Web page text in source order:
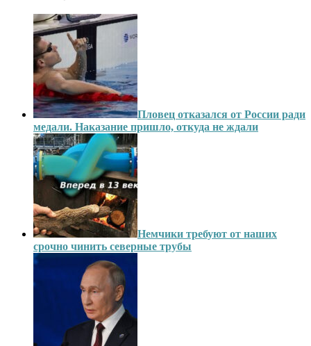
Пловец отказался от России ради
медали. Наказание пришло, откуда не ждали
Немчики требуют от наших
срочно чинить северные трубы